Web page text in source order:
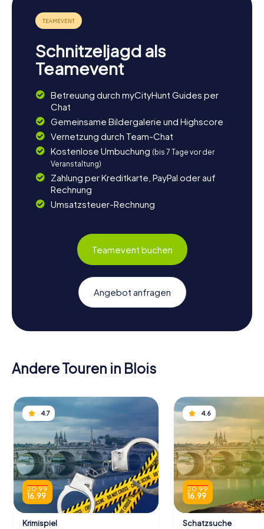
Schnitzeljagd als
Teamevent
Betreuung durch myCityHunt Guides per
Chat
Gemeinsame Bildergalerie und Highscore
Vernetzung durch Team-Chat
Kostenlose Umbuchung (bis 7 Tage vor der
Veranstaltung)
Zahlung per Kreditkarte, PayPal oder auf
Rechnung
Umsatzsteuer-Rechnung
Teamevent buchen
Angebot anfragen
Andere Touren in Blois
4.7
20.99
16.99
Krimispiel
4.6
20.99
16.99
Schatzsuche